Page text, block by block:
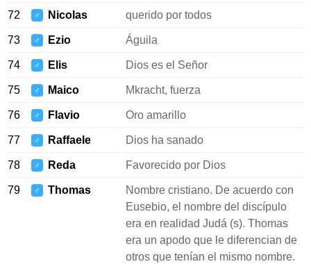
72 ♂ Nicolas querido por todos
73 ♂ Ezio Águila
74 ♂ Elis Dios es el Señor
75 ♂ Maico Mkracht, fuerza
76 ♂ Flavio Oro amarillo
77 ♂ Raffaele Dios ha sanado
78 ♂ Reda Favorecido por Dios
79 ♂ Thomas
Nombre cristiano. De acuerdo con
Eusebio, el nombre del discípulo
era en realidad Judá (s). Thomas
era un apodo que le diferencian de
otros que tenían el mismo nombre.